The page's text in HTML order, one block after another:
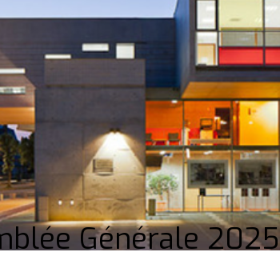
Générale 2025